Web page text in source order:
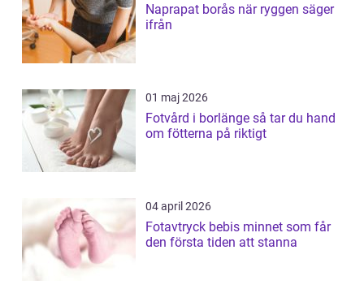
Naprapat borås när ryggen säger
ifrån
01 maj 2026
Fotvård i borlänge så tar du hand
om fötterna på riktigt
04 april 2026
Fotavtryck bebis minnet som får
den första tiden att stanna